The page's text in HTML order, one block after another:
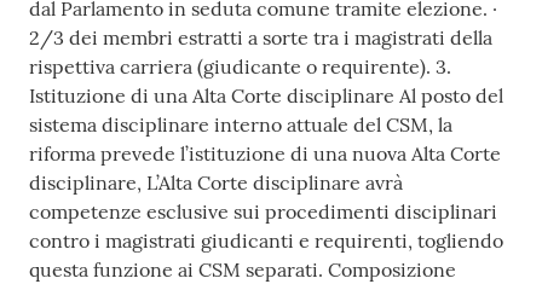
dal Parlamento in seduta comune tramite elezione. ·
2/3 dei membri estratti a sorte tra i magistrati della
rispettiva carriera (giudicante o requirente). 3.
Istituzione di una Alta Corte disciplinare Al posto del
sistema disciplinare interno attuale del CSM, la
riforma prevede l’istituzione di una nuova Alta Corte
disciplinare, L’Alta Corte disciplinare avrà
competenze esclusive sui procedimenti disciplinari
contro i magistrati giudicanti e requirenti, togliendo
questa funzione ai CSM separati. Composizione